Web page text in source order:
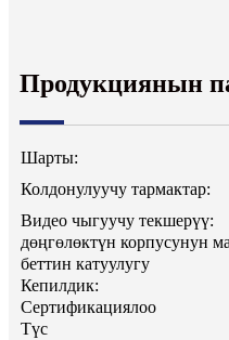
Продукциянын
Шарты:
Колдонулуучу тармактар:
Видео чыгуучу текшерүү:
дөңгөлөктүн корпусунун
беттин катуулугу
Кепилдик:
Сертификациялоо
Түс